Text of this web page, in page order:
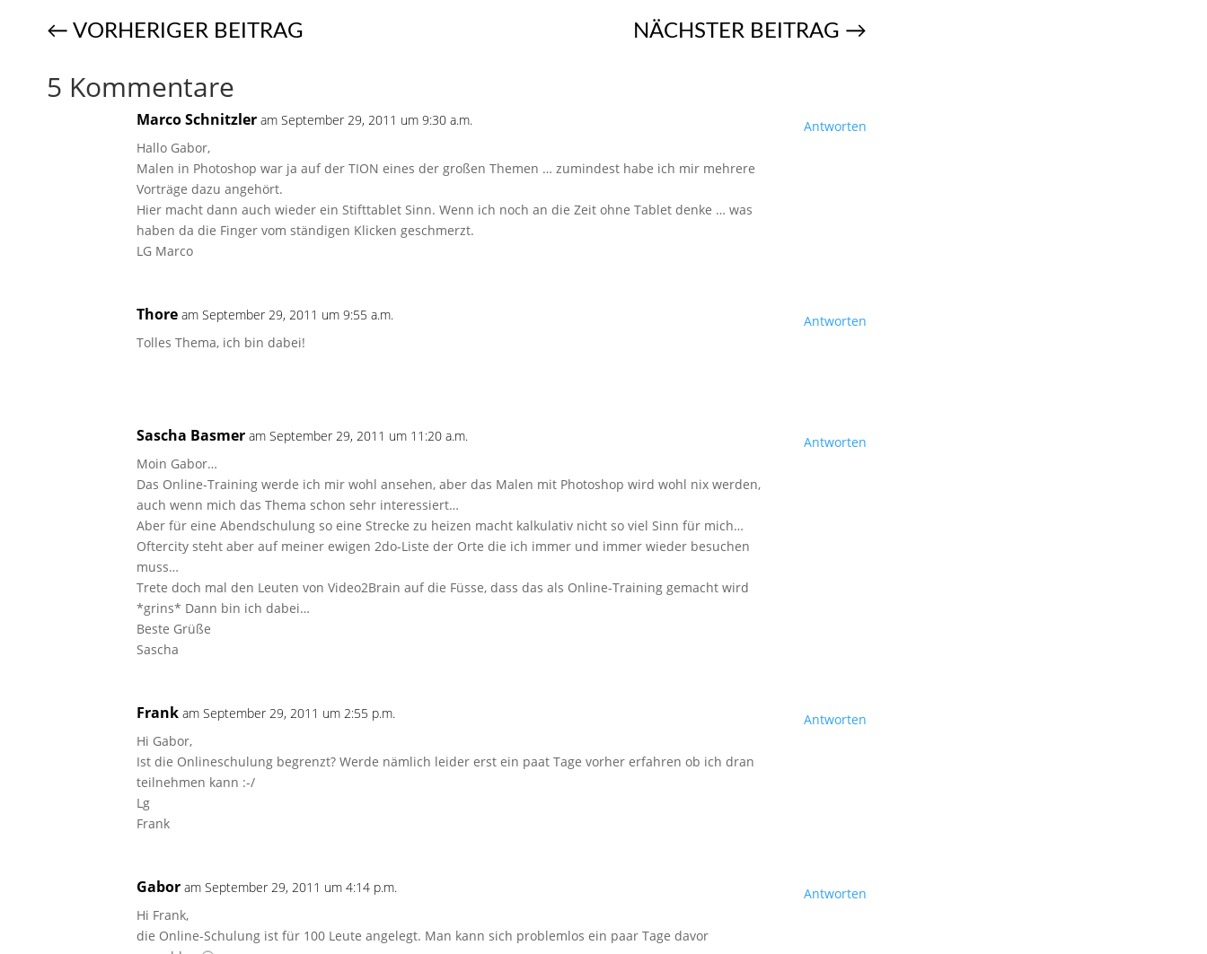
← VORHERIGER BEITRAG NÄCHSTER BEITRAG →
5 Kommentare
Marco Schnitzler am September 29, 2011 um 9:30 a.m.
Hallo Gabor,
Malen in Photoshop war ja auf der TION eines der großen Themen … zumindest habe ich mir mehrere
Vorträge dazu angehört.
Hier macht dann auch wieder ein Stifttablet Sinn. Wenn ich noch an die Zeit ohne Tablet denke … was
haben da die Finger vom ständigen Klicken geschmerzt.
LG Marco
Antworten
Thore am September 29, 2011 um 9:55 a.m.
Tolles Thema, ich bin dabei!
Antworten
Sascha Basmer am September 29, 2011 um 11:20 a.m.
Moin Gabor…
Das Online-Training werde ich mir wohl ansehen, aber das Malen mit Photoshop wird wohl nix werden,
auch wenn mich das Thema schon sehr interessiert…
Aber für eine Abendschulung so eine Strecke zu heizen macht kalkulativ nicht so viel Sinn für mich…
Oftercity steht aber auf meiner ewigen 2do-Liste der Orte die ich immer und immer wieder besuchen
muss…
Trete doch mal den Leuten von Video2Brain auf die Füsse, dass das als Online-Training gemacht wird
*grins* Dann bin ich dabei…
Beste Grüße
Sascha
Antworten
Frank am September 29, 2011 um 2:55 p.m.
Hi Gabor,
Ist die Onlineschulung begrenzt? Werde nämlich leider erst ein paat Tage vorher erfahren ob ich dran
teilnehmen kann :-/
Lg
Frank
Antworten
Gabor am September 29, 2011 um 4:14 p.m.
Hi Frank,
die Online-Schulung ist für 100 Leute angelegt. Man kann sich problemlos ein paar Tage davor
Antworten